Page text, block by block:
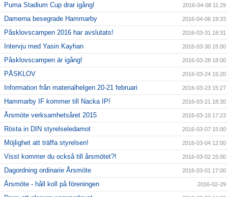
Puma Stadium Cup drar igång! 2016-04-08 11:29
Damerna besegrade Hammarby 2016-04-06 19:33
Påsklovscampen 2016 har avslutats! 2016-03-31 18:31
Intervju med Yasin Kayhan 2016-03-30 15:00
Påsklovscampen är igång! 2016-03-28 18:00
PÅSKLOV 2016-03-24 15:20
Information från materialhelgen 20-21 februari 2016-03-23 15:27
Hammarby IF kommer till Nacka IP! 2016-03-21 18:30
Årsmöte verksamhetsåret 2015 2016-03-10 17:23
Rösta in DIN styrelseledamot 2016-03-07 15:00
Möjlighet att träffa styrelsen! 2016-03-04 12:00
Visst kommer du också till årsmötet?! 2016-03-02 15:00
Dagordning ordinarie Årsmöte 2016-03-01 17:00
Årsmöte - håll koll på föreningen 2016-02-29